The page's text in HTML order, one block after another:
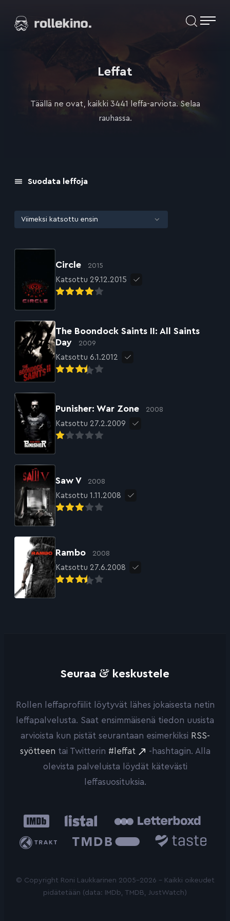
suoraan
Elokuvat ja elokuva-arviot | Rollekino.fi
Leffat
Täällä ne ovat, kaikki 3441 leffa-arviota. Selaa
rauhassa.
Suodata leffoja
Circle 2015
Katsottu 29.12.2015
The Boondock Saints II: All Saints
Day
2009
Katsottu 6.1.2012
Punisher: War Zone 2008
Katsottu 27.2.2009
Saw V 2008
Katsottu 1.11.2008
Rambo 2008
Katsottu 27.6.2008
Seuraa & keskustele
Rollen leffaprofiilit löytyvät lähes jokaisesta netin
leffapalvelusta. Saat ensimmäisenä tiedon uusista
arvioista kun pistät seurantaan esimerkiksi RSS-
syötteen tai Twitterin #leffat
-hashtagin. Alla
olevista palveluista löydät kätevästi
leffasuosituksia.
IMDb Listal
Trakt
Database
© Copyright Roni Laukkarinen 2005-2026 - Kaikki oikeudet
pidätetään (data: IMDb, TMDB, JustWatch)